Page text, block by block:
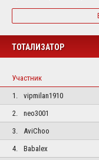
ТОТАЛИЗАТОР
Участник
1.
vipmilan1910
2.
neo3001
3.
AviChoo
4.
Babalex